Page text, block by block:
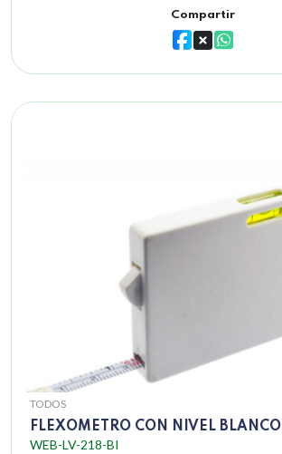
Compartir
TODOS
FLEXOMETRO CON NIVEL BLANCO
WEB-LV-218-BI